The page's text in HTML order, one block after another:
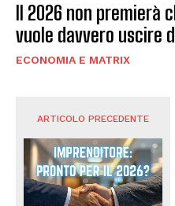
Il 2026 non premierà
vuole davvero uscire
ECONOMIA E MATRIX
ARTICOLO PRECEDENTE